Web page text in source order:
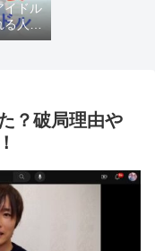
イドル
る人気
？破局理由や